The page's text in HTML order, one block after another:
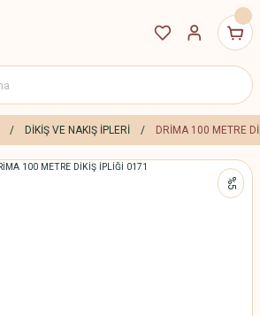
DİKİŞ VE NAKIŞ İPLERİ DRİMA 100 METRE
%5